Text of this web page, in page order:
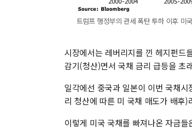
트럼프 행정부의 관세 폭탄 투하 이후 미
시장에서는 레버리지를 낀 헤지펀드
감기(청산)면서 국채 금리 급등을 초
일각에선 중국과 일본이 이번 국채
리 청산에 따른 미 국채 매도가 배후
이렇게 미국 국채를 빠져나온 자금